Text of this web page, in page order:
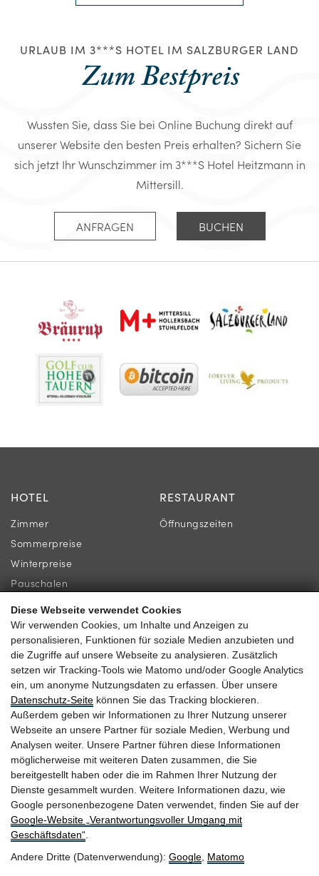
Diese Webseite verwendet Cookies
Wir verwenden Cookies, um Inhalte und Anzeigen zu
personalisieren, Funktionen für soziale Medien anzubieten und
die Zugriffe auf unsere Webseite zu analysieren. Zusätzlich
setzen wir Tracking-Tools wie Matomo und/oder Google Analytics
ein, um anonyme Nutzungsdaten zu erfassen. Über unsere
Datenschutz-Seite können Sie das Tracking blockieren.
Außerdem geben wir Informationen zu Ihrer Nutzung unserer
Webseite an unsere Partner für soziale Medien, Werbung und
Analysen weiter. Unsere Partner führen diese Informationen
möglicherweise mit weiteren Daten zusammen, die Sie
bereitgestellt haben oder die im Rahmen Ihrer Nutzung der
Dienste gesammelt wurden. Weitere Informationen dazu, wie
Google personenbezogene Daten verwendet, finden Sie auf der
Google‑Website „Verantwortungsvoller Umgang mit
Geschäftsdaten“
Andere Dritte (Datenverwendung): Google Matomo
URLAUB IM 3***S HOTEL IM SALZBURGER LAND
Zum Bestpreis
Wussten Sie, dass Sie bei Online Buchung direkt auf
unserer Website den besten Preis erhalten? Sichern Sie
sich jetzt Ihr Wunschzimmer im 3***S Hotel Heitzmann in
Mittersill.
ANFRAGEN BUCHEN
HOTEL
Zimmer
Sommerpreise
Winterpreise
Pauschalen
RESTAURANT
Öffnungszeiten
INFORMATION
Newsletter
Lage & Anreise
Gästebewertungen
KONTAKT
Familie Gassner
Kirchgasse 9
5730 Mittersill
+43 6562 63 04
heitzmann@braurup.at
Anreise